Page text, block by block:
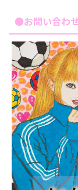
●お問い合わ